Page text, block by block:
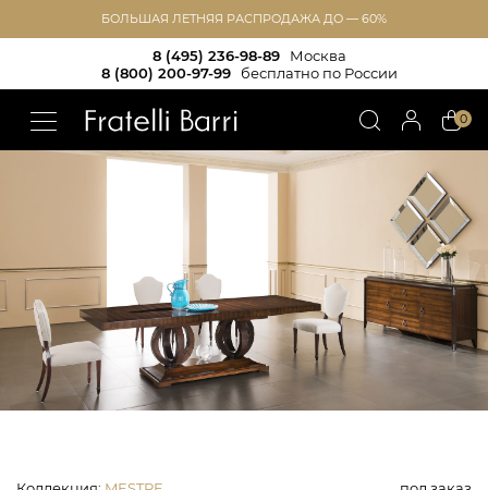
БОЛЬШАЯ ЛЕТНЯЯ РАСПРОДАЖА ДО — 60%
8 (495) 236-98-89
Москва
8 (800) 200-97-99
бесплатно по России
0